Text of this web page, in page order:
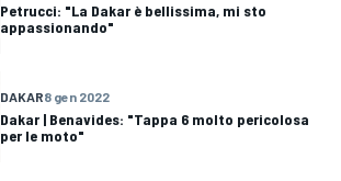
Petrucci: "La Dakar è bellissima, mi sto
appassionando"
DAKAR8 gen 2022
Dakar | Benavides: "Tappa 6 molto pericolosa
per le moto"